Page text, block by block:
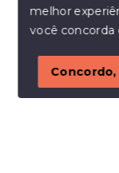
© Copyright
IMOBILIÁRIA |
SITE PARA IMOBILIARIA
melhor
você concorda